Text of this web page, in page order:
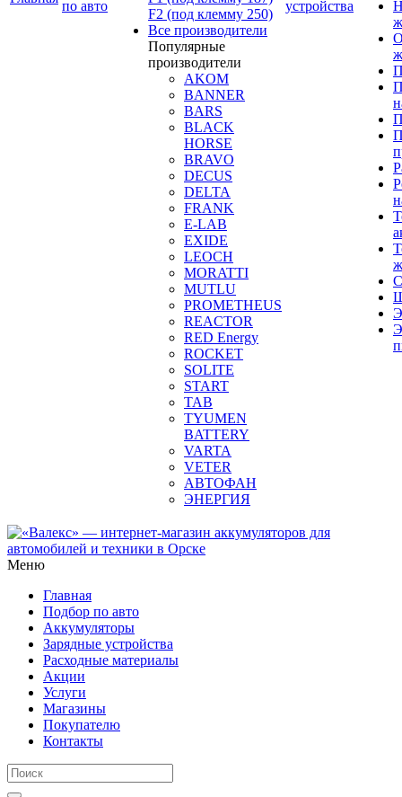
по авто
F2 (под клемму 250)
Все производители
Популярные
производители
AKOM
BANNER
BARS
BLACK
HORSE
BRAVO
DECUS
DELTA
FRANK
E-LAB
EXIDE
LEOCH
MORATTI
MUTLU
PROMETHEUS
REACTOR
RED Energy
ROCKET
SOLITE
START
TAB
TYUMEN
BATTERY
VARTA
VETER
АВТОФАН
ЭНЕРГИЯ
устройства
Меню
Главная
Подбор по авто
Аккумуляторы
Зарядные устройства
Расходные материалы
Акции
Услуги
Магазины
Покупателю
Контакты